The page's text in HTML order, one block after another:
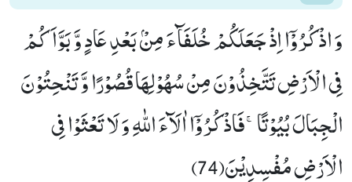
وَ اذْكُرُوْۤا اِذْ جَعَلَكُمْ خُلَفَآءَ مِنْۢ بَعْدِ عَادٍ وَّ بَوَّاَكُمْ
فِی الْاَرْضِ تَتَّخِذُوْنَ مِنْ سُهُوْلِهَا قُصُوْرًا وَّ تَنْحِتُوْنَ
الْجِبَالَ بُیُوْتًاۚ-فَاذْكُرُوْۤا اٰلَآءَ اللّٰهِ وَ لَا تَعْثَوْا فِی
الْاَرْضِ مُفْسِدِیْنَ(74)